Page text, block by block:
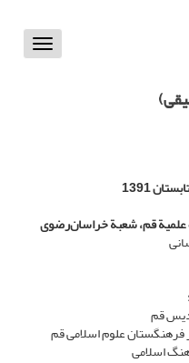
Toggle
علمیة قم، شعبة خراسان‌رضوی
قم
علوم اسلامی قم
اسلامی